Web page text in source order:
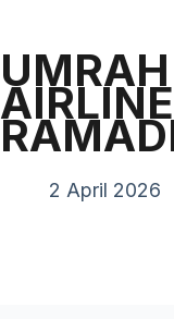
2 April 2026